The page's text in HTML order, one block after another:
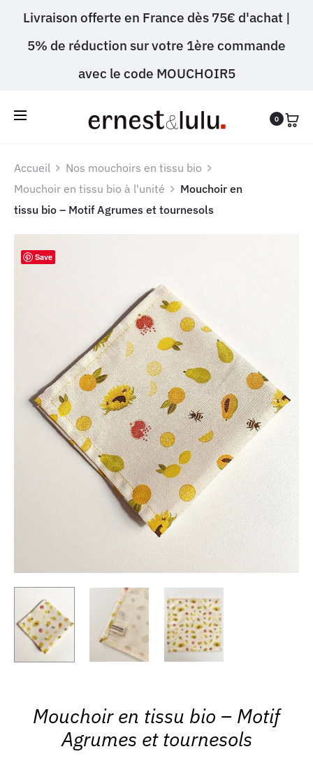
Livraison offerte en France dès 75€ d'achat |
5% de réduction sur votre 1ère commande
avec le code MOUCHOIR5
0
Accueil
Nos mouchoirs en tissu bio
Mouchoir en tissu bio à l'unité
Mouchoir en
tissu bio – Motif Agrumes et tournesols
Save
Mouchoir en tissu bio – Motif
Agrumes et tournesols